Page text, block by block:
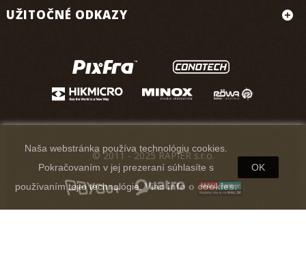
UŽITOČNÉ ODKAZY
Naša webstránka používa technológiu cookies.
Pokračovaním v jej prezeraní súhlasíte s
používaním tejto technológie.Viac info o cookies.
OK
© 2011 - 2025 RAPIER s.r.o.